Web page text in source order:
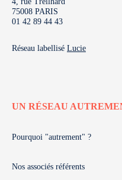
75008 PARIS
01 42 89 44 43
Réseau labellisé Lucie
UN RÉSEAU
Pourquoi "autrement" ?
Nos associés référents